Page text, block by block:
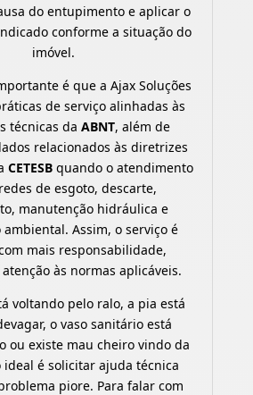
do entupimento e aplicar o
conforme a situação do
imóvel.
é que a Ajax Soluções
de serviço alinhadas às
técnicas da ABNT, além de
relacionados às diretrizes
CETESB quando o atendimento
de esgoto, descarte,
manutenção hidráulica e
ambiental. Assim, o serviço é
mais responsabilidade,
às normas aplicáveis.
voltando pelo ralo, a pia está
o vaso sanitário está
ou existe mau cheiro vindo da
ideal é solicitar ajuda técnica
piore. Para falar com